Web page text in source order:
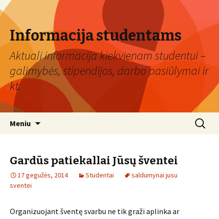
Informacija studentams
Aktuali informacija kiekvienam studentui –
galimybės, stipendijos, darbo pasiūlymai ir
kt.
Meniu Ieškoti:
Gardūs patiekallai Jūsų šventei
17 gegužės, 2014 Studentai
saldumynai jusu
sventei
Organizuojant šventę svarbu ne tik graži aplinka ar